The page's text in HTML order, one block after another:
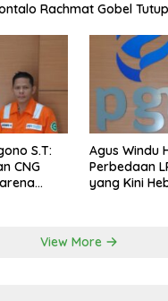
Rachmat Gobel
S.T:
CNG
Agus Windu
Perbedaan
yang Kini
View More